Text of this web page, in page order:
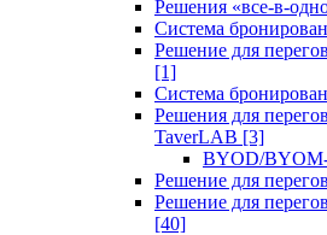
Решения «все-в-
Система
Решение для
[1]
Система
Решения для
TaverLAB [3]
BYOD/
Решение для
Решение для
[40]